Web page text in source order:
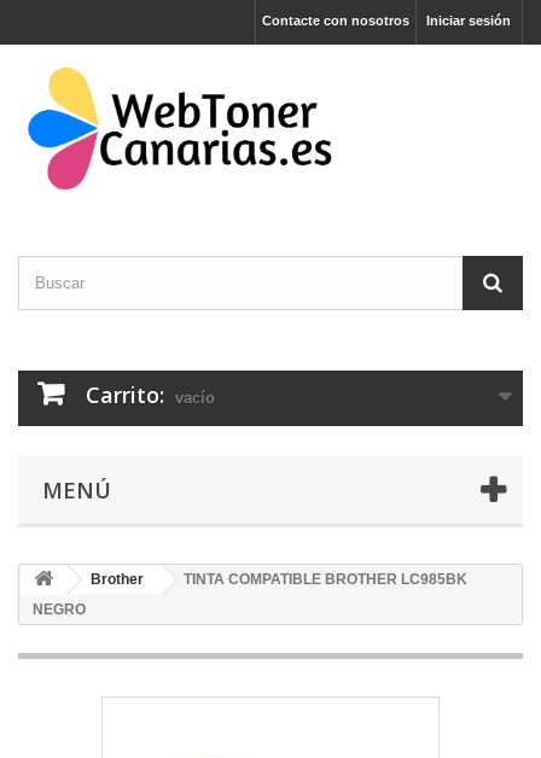
Iniciar sesión
Contacte con nosotros
Carrito: vacío
MENÚ
Brother
TINTA COMPATIBLE BROTHER LC985BK
NEGRO